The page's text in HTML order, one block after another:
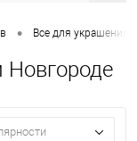
• Все для украшения
Новгороде